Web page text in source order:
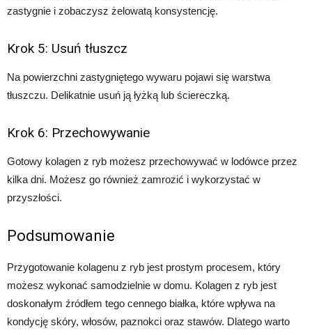
zastygnie i zobaczysz żelowatą konsystencję.
Krok 5: Usuń tłuszcz
Na powierzchni zastygniętego wywaru pojawi się warstwa
tłuszczu. Delikatnie usuń ją łyżką lub ściereczką.
Krok 6: Przechowywanie
Gotowy kolagen z ryb możesz przechowywać w lodówce przez
kilka dni. Możesz go również zamrozić i wykorzystać w
przyszłości.
Podsumowanie
Przygotowanie kolagenu z ryb jest prostym procesem, który
możesz wykonać samodzielnie w domu. Kolagen z ryb jest
doskonałym źródłem tego cennego białka, które wpływa na
kondycję skóry, włosów, paznokci oraz stawów. Dlatego warto